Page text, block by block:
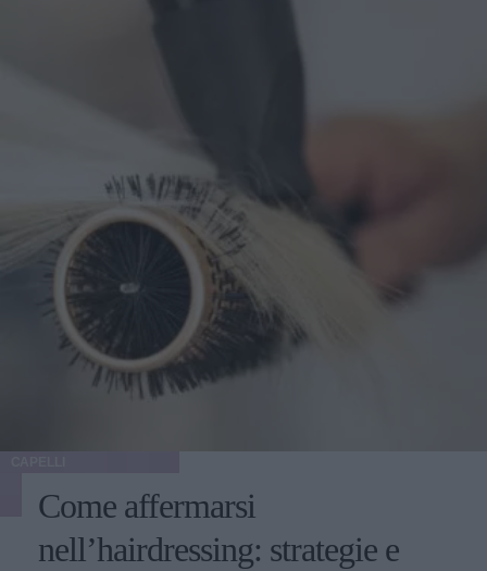
Come affermarsi
nell’hairdressing: strategie e